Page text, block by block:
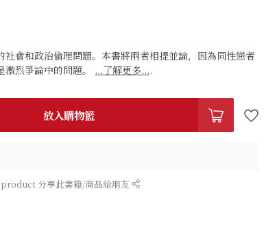
社會和政治倫理問題。本書將兩者相提並論，因為同性戀者
烈爭論中的問題。 ...了解更多....
放入購物籃
分享此書籍/商品給朋友